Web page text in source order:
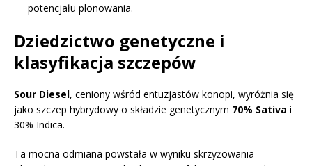
potencjału plonowania.
Dziedzictwo genetyczne i
klasyfikacja szczepów
Sour Diesel, ceniony wśród entuzjastów konopi, wyróżnia się
jako szczep hybrydowy o składzie genetycznym 70% Sativa i
30% Indica.
Ta mocna odmiana powstała w wyniku skrzyżowania